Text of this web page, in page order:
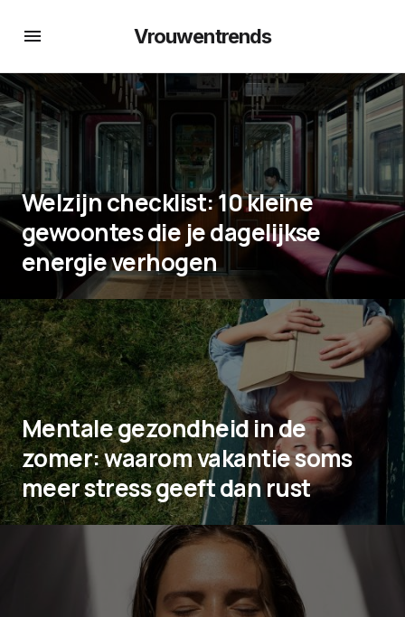
Vrouwentrends
Welzijn checklist: 10 kleine
gewoontes die je dagelijkse
energie verhogen
Mentale gezondheid in de
zomer: waarom vakantie soms
meer stress geeft dan rust